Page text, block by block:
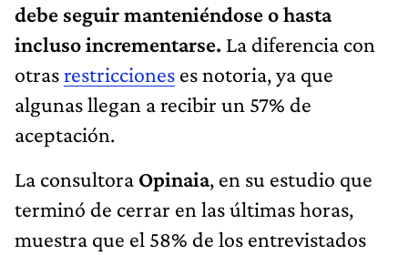
debe seguir manteniéndose o hasta
incluso incrementarse. La diferencia con
otrasrestricciones es notoria, ya que
algunas llegan a recibir un 57% de
aceptación.
La consultora Opinaia, en su estudio que
terminó de cerrar en las últimas horas,
muestra que el 58% de los entrevistados